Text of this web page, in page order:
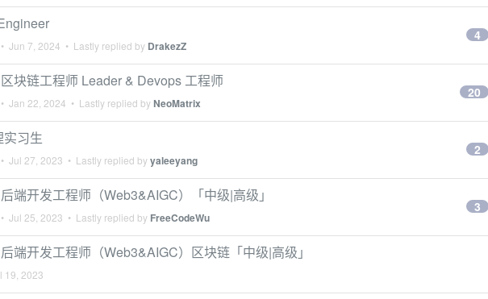
• Jun 7, 2024 • Lastly replied by DrakezZ
4
块链工程师 Leader & Devops 工程师
• Jan 22, 2024 • Lastly replied byNeoMatrix
20
实习生
• Jul 27, 2023 • Lastly replied byyaleeyang
2
端开发工程师（Web3&AIGC）「中级|高级」
• Jul 25, 2023 • Lastly replied by FreeCodeWu
3
端开发工程师（Web3&AIGC）区块链「中级|高级」
19, 2023